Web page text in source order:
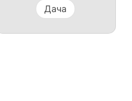
Дача